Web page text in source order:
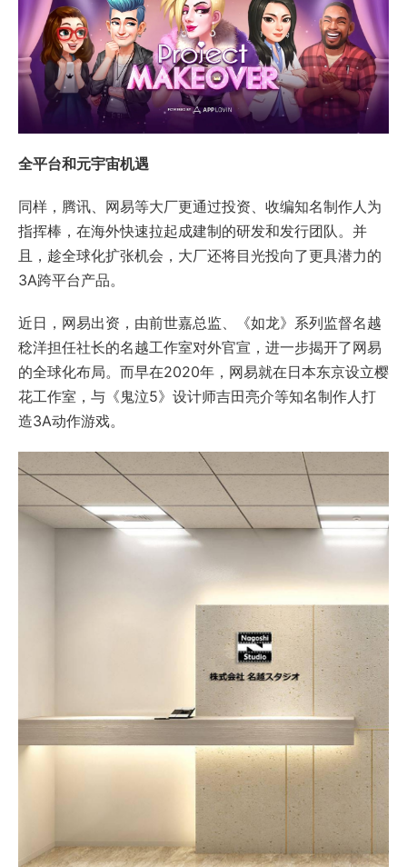
全平台和元宇宙机遇
同样，腾讯、网易等大厂更通过投资、收编知名制作人为
指挥棒，在海外快速拉起成建制的研发和发行团队。并
且，趁全球化扩张机会，大厂还将目光投向了更具潜力的
3A跨平台产品。
近日，网易出资，由前世嘉总监、《如龙》系列监督名越
稔洋担任社长的名越工作室对外官宣，进一步揭开了网易
的全球化布局。而早在2020年，网易就在日本东京设立樱
花工作室，与《鬼泣5》设计师吉田亮介等知名制作人打
造3A动作游戏。